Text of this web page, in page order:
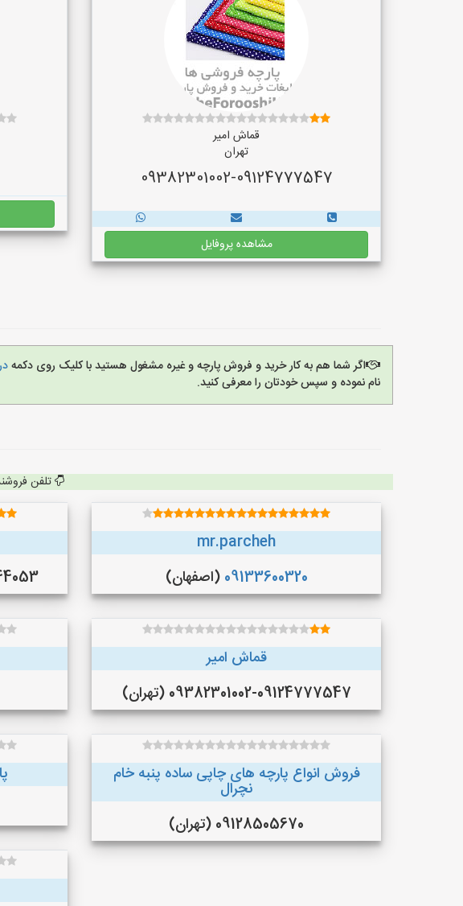
قماش امیر
تهران
09382301002-09124777547
مشاهده پروفایل
اگر شما هم به کار خرید و فروش پارچه و غیره مشغول هستید با کلیک روی دکمه
نام نموده و سپس خودتان را معرفی کنید.
تلفن
mr.parcheh
09133600320 (اصفهان)
قماش امیر
09382301002-09124777547 (تهران)
فروش انواع پارچه های چاپی ساده پنبه خام
نچرال
09128505670 (تهران)